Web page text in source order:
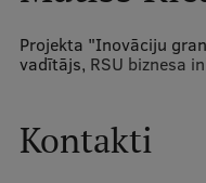
Darba devējiem
Bibliotēka
Vakances
Projekta "Inovāciju
vadītājs, RSU biznesa
Kontakti